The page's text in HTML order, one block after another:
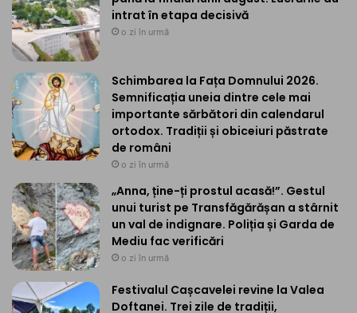
intrat în etapa decisivă
o zi în urmă
Schimbarea la Fața Domnului 2026.
Semnificația uneia dintre cele mai
importante sărbători din calendarul
ortodox. Tradiții și obiceiuri păstrate
de români
o zi în urmă
„Anna, ține-ți prostul acasă!”. Gestul
unui turist pe Transfăgărășan a stârnit
un val de indignare. Poliția și Garda de
Mediu fac verificări
o zi în urmă
Festivalul Cașcavelei revine la Valea
Doftanei. Trei zile de tradiții,